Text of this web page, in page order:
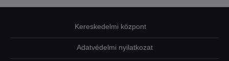
Kereskedelmi központ
Adatvédelmi nyilatkozat